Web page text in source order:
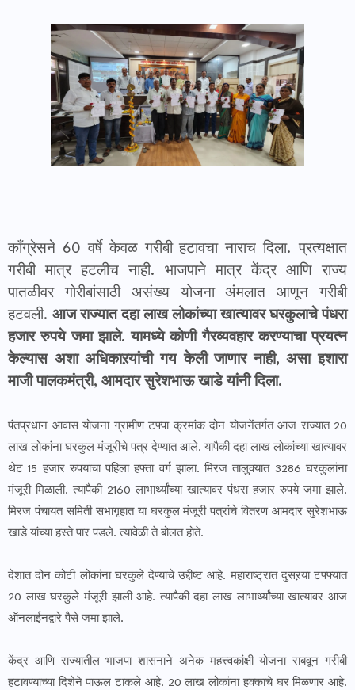
काँग्रेसने 60 वर्षे केवळ गरीबी हटावचा नाराच दिला. प्रत्यक्षात
गरीबी मात्र हटलीच नाही. भाजपाने मात्र केंद्र आणि राज्य
पातळीवर गोरीबांसाठी असंख्य योजना अंमलात आणून गरीबी
हटवली. आज राज्यात दहा लाख लोकांच्या खात्यावर घरकुलाचे पंधरा
हजार रुपये जमा झाले. यामध्ये कोणी गैरव्यवहार करण्याचा प्रयत्न
केल्यास अशा अधिकाऱयांची गय केली जाणार नाही, असा इशारा
माजी पालकमंत्री, आमदार सुरेशभाऊ खाडे यांनी दिला.
पंतप्रधान आवास योजना ग्रामीण टफ्पा क्रमांक दोन योजनेंतर्गत आज राज्यात 20
लाख लोकांना घरकुल मंजूरीचे पत्र देण्यात आले. यापैकी दहा लाख लोकांच्या खात्यावर
थेट 15 हजार रुपयांचा पहिला हफ्ता वर्ग झाला. मिरज तालुक्यात 3286 घरकुलांना
मंजूरी मिळाली. त्यापैकी 2160 लाभार्थ्यांच्या खात्यावर पंधरा हजार रुपये जमा झाले.
मिरज पंचायत समिती सभागृहात या घरकुल मंजूरी पत्रांचे वितरण आमदार सुरेशभाऊ
खाडे यांच्या हस्ते पार पडले. त्यावेळी ते बोलत होते.
देशात दोन कोटी लोकांना घरकुले देण्याचे उद्दीष्ट आहे. महाराष्ट्रात दुसऱया टफ्फ्यात
20 लाख घरकुले मंजूरी झाली आहे. त्यापैकी दहा लाख लाभार्थ्यांच्या खात्यावर आज
ऑनलाईनद्वारे पैसे जमा झाले.
केंद्र आणि राज्यातील भाजपा शासनाने अनेक महत्त्वकांक्षी योजना राबवून गरीबी
हटावण्याच्या दिशेने पाऊल टाकले आहे. 20 लाख लोकांना हक्काचे घर मिळणार आहे.